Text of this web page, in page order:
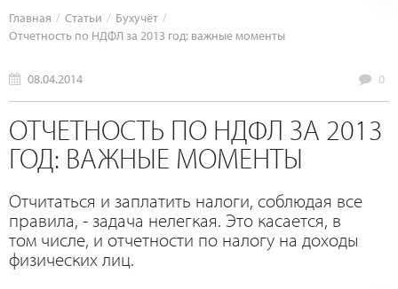
Главная Статьи
Бухучёт
Отчетность по НДФЛ за 2013 год: важные моменты
08.04.2014 0
ОТЧЕТНОСТЬ ПО НДФЛ ЗА 2013
ГОД: ВАЖНЫЕ МОМЕНТЫ
Отчитаться и заплатить налоги, соблюдая все
правила, - задача нелегкая. Это касается, в
том числе, и отчетности по налогу на доходы
физических лиц.